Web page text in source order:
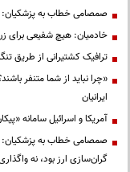
صمصامی خطاب به پزشکیان:
خادمیان: هیچ شفیعی برای
ترافیک کشتیرانی از طریق تنگه هرمز
«چرا نباید از شما متنفر
ایرانیان
آمریکا و اسرائیل سامانه
صمصامی خطاب به پزشکیان:
گران‌سازی ارز بود، نه